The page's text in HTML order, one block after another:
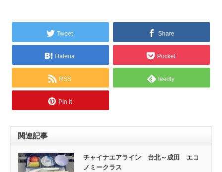
Tweet Share
Hatena Pocket
RSS feedly
Pin it
関連記事
チャイナエアライン 台北～成田 エコ
ノミークラス